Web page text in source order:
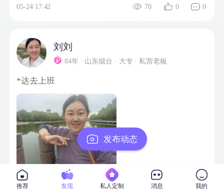
05-24 17:42 70 0 0
刘刘
84年 · 山东烟台 · 大专 · 私营老板
*达去上班
04-29 11:29 71 0
发布动态
推荐 发现 私人定制 消息 我的